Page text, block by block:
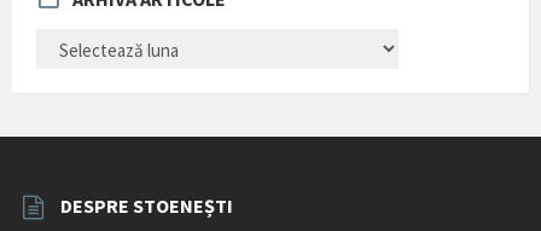
ARTICOLE
DESPRE STOENEȘTI